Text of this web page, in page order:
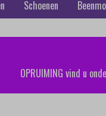
Schoenen
OPRUIMING vind u